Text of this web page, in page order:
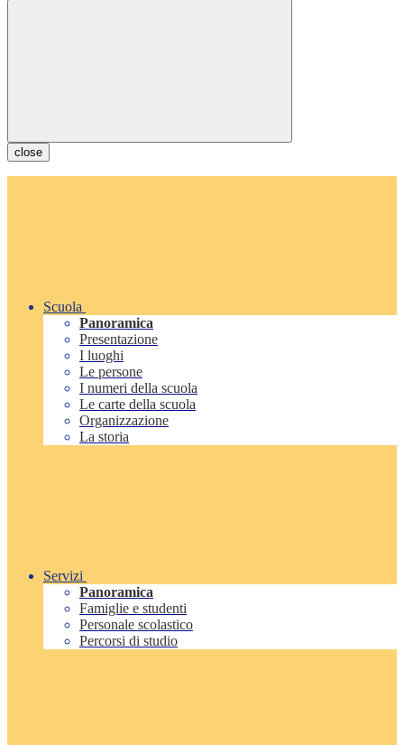
close
Scuola
Panoramica
Presentazione
I luoghi
Le persone
I numeri della scuola
Le carte della scuola
Organizzazione
La storia
Servizi
Panoramica
Famiglie e studenti
Personale scolastico
Percorsi di studio